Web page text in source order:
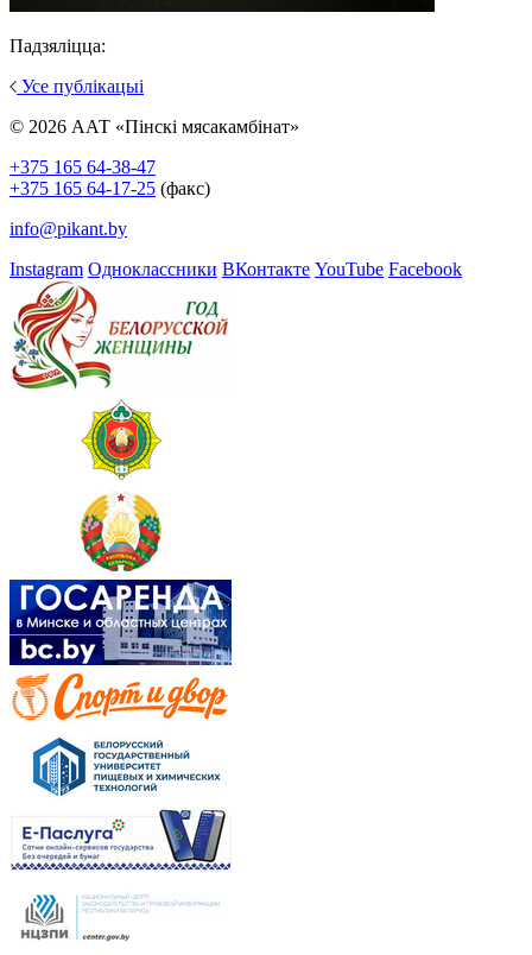
Падзяліцца:
Усе публікацыі
© 2026 ААТ «Пінскі мясакамбінат»
+375 165 64-38-47
+375 165 64-17-25 (факс)
info@pikant.by
Instagram Одноклассники ВКонтакте YouTube Facebook